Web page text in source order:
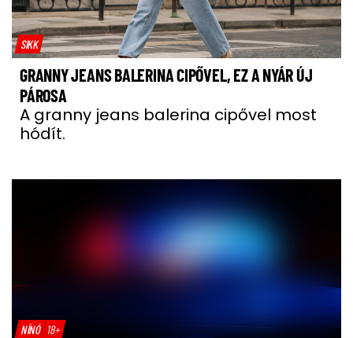
SIKK
GRANNY JEANS BALERINA CIPŐVEL, EZ A NYÁR ÚJ
PÁROSA
A granny jeans balerina cipővel most
hódít.
NÍNÓ 18+